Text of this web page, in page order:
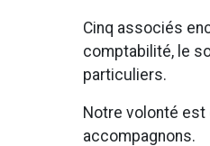
Cinq associés
comptabilité, le
particuliers.
Notre volonté
accompagnons.